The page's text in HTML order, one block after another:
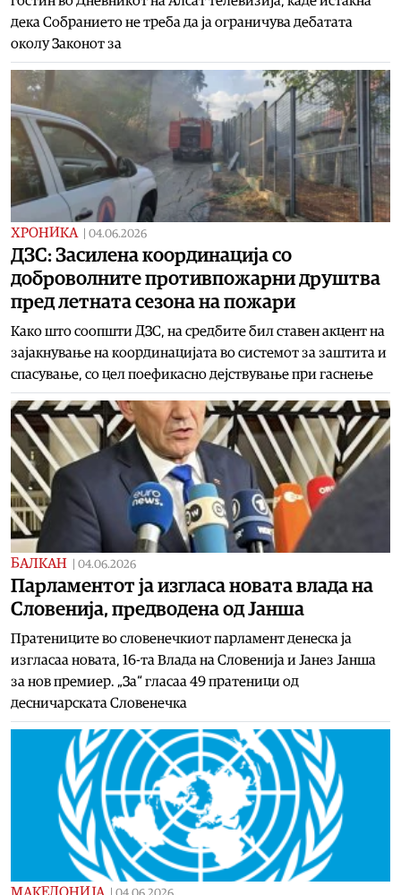
дека Собранието не треба да ја ограничува дебатата
околу Законот за
ХРОНИКА 04.06.2026
ДЗС: Засилена координација со
доброволните противпожарни друштва
пред летната сезона на пожари
Како што соопшти ДЗС, на средбите бил ставен акцент на
зајакнување на координацијата во системот за заштита и
спасување, со цел поефикасно дејствување при гаснење
БАЛКАН 04.06.2026
Парламентот ја изгласа новата влада на
Словенија, предводена од Јанша
Пратениците во словенечкиот парламент денеска ја
изгласаа новата, 16-та Влада на Словенија и Јанез Јанша
за нов премиер. „За“ гласаа 49 пратеници од
десничарската Словенечка